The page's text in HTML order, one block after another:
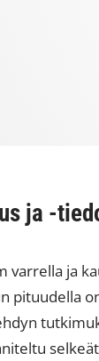
ja -
varrella ja
pituudella